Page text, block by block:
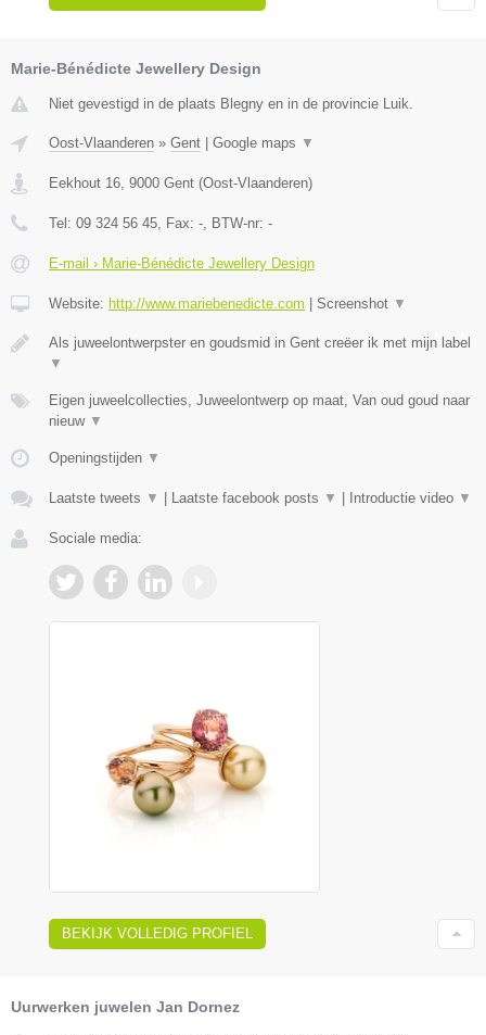
Marie-Bénédicte Jewellery Design
Niet gevestigd in de plaats Blegny en in de provincie Luik.
Oost-Vlaanderen » Gent Google maps ▼
Eekhout 16, 9000 Gent (Oost-Vlaanderen)
Tel: 09 324 56 45, Fax: -, BTW-nr: -
E-mail › Marie-Bénédicte Jewellery Design
Website: http://www.mariebenedicte.com Screenshot ▼
Als juweelontwerpster en goudsmid in Gent creëer ik met mijn label
▼
Eigen juweelcollecties, Juweelontwerp op maat, Van oud goud naar
nieuw ▼
Openingstijden ▼
Laatste tweets ▼ Laatste facebook posts ▼ Introductie video ▼
Sociale media:
BEKIJK VOLLEDIG PROFIEL
Uurwerken juwelen Jan Dornez